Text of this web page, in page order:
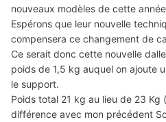
nouveaux modèles de cette
Espérons que leur nouvelle
compensera ce changement de
Ce serait donc cette nouvelle
poids de 1,5 kg auquel on ajoute
le support.
Poids total 21 kg au lieu de 23
différence avec mon précédent